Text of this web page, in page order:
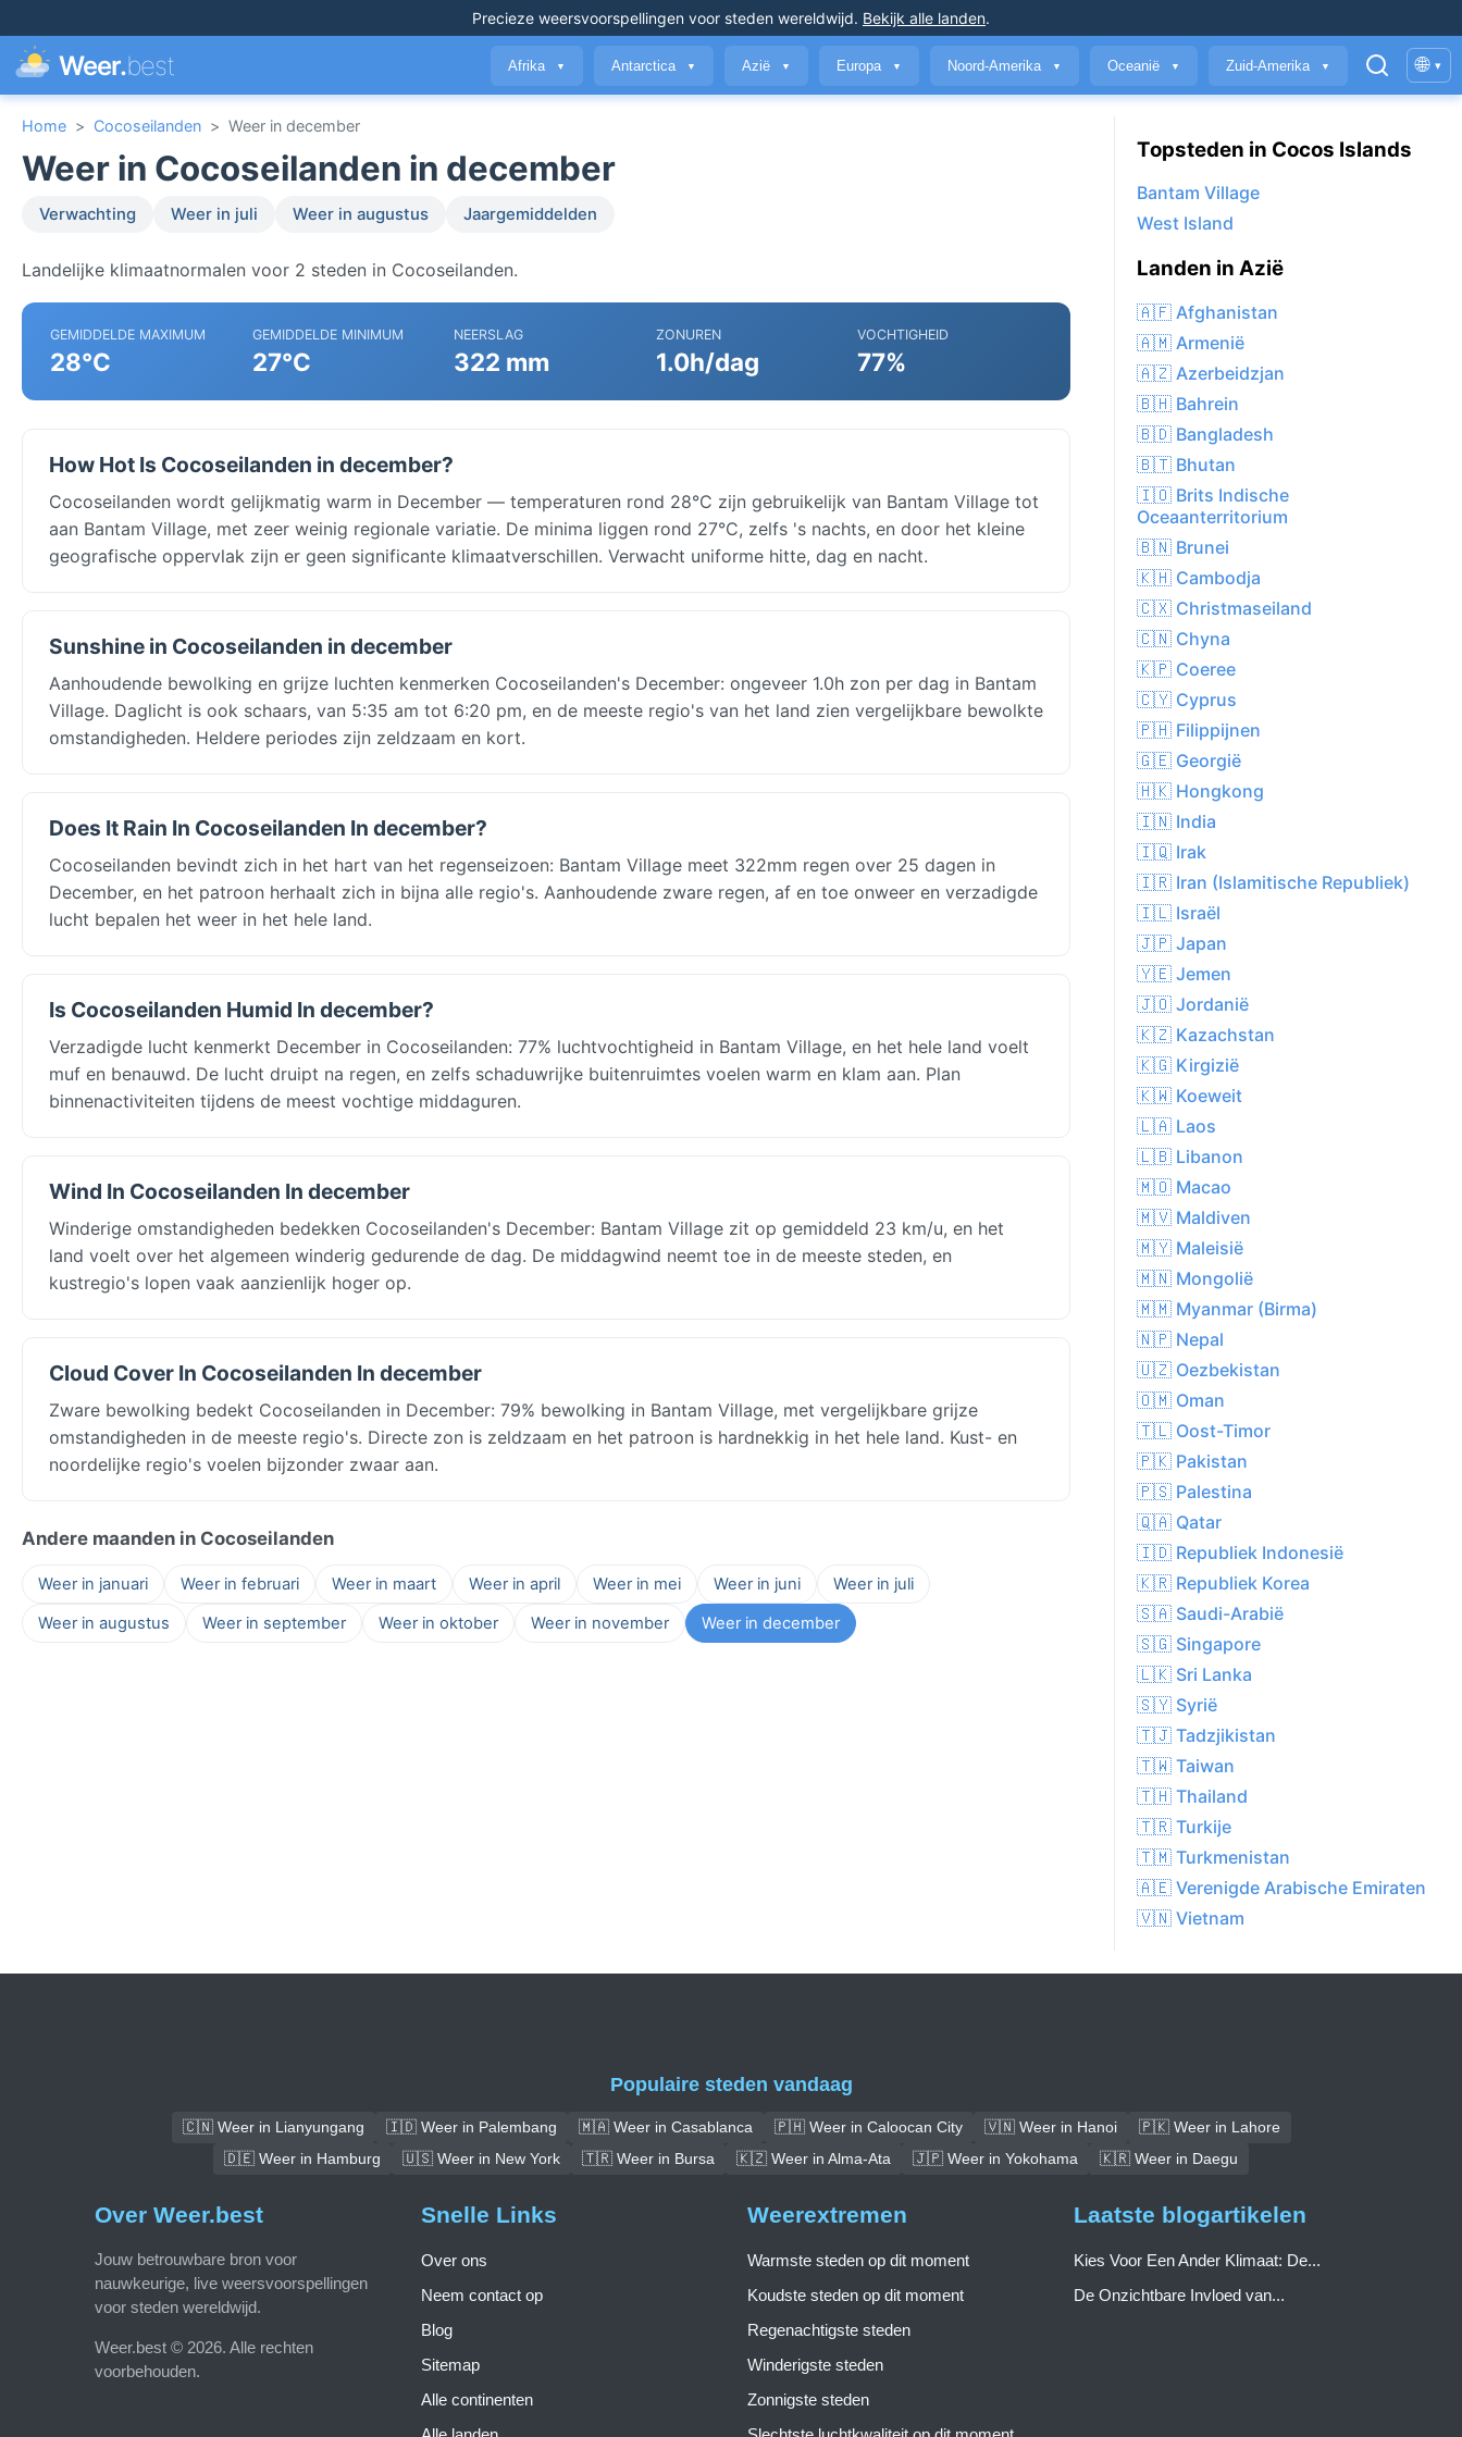
Precieze weersvoorspellingen voor steden wereldwijd. Bekijk alle landen.
Weer.best Afrika ▼ Antarctica ▼ Azië ▼ Europa ▼ Noord-Amerika ▼ Oceanië ▼ Zuid-Amerika ▼ 🌐 ▾
Home > Cocoseilanden > Weer in december
Weer in Cocoseilanden in december
Verwachting Weer in juli Weer in augustus Jaargemiddelden
Landelijke klimaatnormalen voor 2 steden in Cocoseilanden.
GEMIDDELDE MAXIMUM
28°C
GEMIDDELDE MINIMUM
27°C
NEERSLAG
322 mm
ZONUREN
1.0h/dag
VOCHTIGHEID
77%
How Hot Is Cocoseilanden in december?
Cocoseilanden wordt gelijkmatig warm in December — temperaturen rond 28°C zijn gebruikelijk van Bantam Village tot
aan Bantam Village, met zeer weinig regionale variatie. De minima liggen rond 27°C, zelfs 's nachts, en door het kleine
geografische oppervlak zijn er geen significante klimaatverschillen. Verwacht uniforme hitte, dag en nacht.
Sunshine in Cocoseilanden in december
Aanhoudende bewolking en grijze luchten kenmerken Cocoseilanden's December: ongeveer 1.0h zon per dag in Bantam
Village. Daglicht is ook schaars, van 5:35 am tot 6:20 pm, en de meeste regio's van het land zien vergelijkbare bewolkte
omstandigheden. Heldere periodes zijn zeldzaam en kort.
Does It Rain In Cocoseilanden In december?
Cocoseilanden bevindt zich in het hart van het regenseizoen: Bantam Village meet 322mm regen over 25 dagen in
December, en het patroon herhaalt zich in bijna alle regio's. Aanhoudende zware regen, af en toe onweer en verzadigde
lucht bepalen het weer in het hele land.
Is Cocoseilanden Humid In december?
Verzadigde lucht kenmerkt December in Cocoseilanden: 77% luchtvochtigheid in Bantam Village, en het hele land voelt
muf en benauwd. De lucht druipt na regen, en zelfs schaduwrijke buitenruimtes voelen warm en klam aan. Plan
binnenactiviteiten tijdens de meest vochtige middaguren.
Wind In Cocoseilanden In december
Winderige omstandigheden bedekken Cocoseilanden's December: Bantam Village zit op gemiddeld 23 km/u, en het
land voelt over het algemeen winderig gedurende de dag. De middagwind neemt toe in de meeste steden, en
kustregio's lopen vaak aanzienlijk hoger op.
Cloud Cover In Cocoseilanden In december
Zware bewolking bedekt Cocoseilanden in December: 79% bewolking in Bantam Village, met vergelijkbare grijze
omstandigheden in de meeste regio's. Directe zon is zeldzaam en het patroon is hardnekkig in het hele land. Kust- en
noordelijke regio's voelen bijzonder zwaar aan.
Andere maanden in Cocoseilanden
Weer in januari Weer in februari Weer in maart Weer in april Weer in mei Weer in juni
Weer in juli
Weer in augustus
Weer in september Weer in oktober Weer in november Weer in december
Topsteden in Cocos Islands
Bantam Village
West Island
Landen in Azië
🇦🇫 Afghanistan
🇦🇲 Armenië
🇦🇿 Azerbeidzjan
🇧🇭 Bahrein
🇧🇩 Bangladesh
🇧🇹 Bhutan
🇮🇴 Brits Indische
Oceaanterritorium
🇧🇳 Brunei
🇰🇭 Cambodja
🇨🇽 Christmaseiland
🇨🇳 Chyna
🇰🇵 Coeree
🇨🇾 Cyprus
🇵🇭 Filippijnen
🇬🇪 Georgië
🇭🇰 Hongkong
🇮🇳 India
🇮🇶 Irak
🇮🇷 Iran (Islamitische Republiek)
🇮🇱 Israël
🇯🇵 Japan
🇾🇪 Jemen
🇯🇴 Jordanië
🇰🇿 Kazachstan
🇰🇬 Kirgizië
🇰🇼 Koeweit
🇱🇦 Laos
🇱🇧 Libanon
🇲🇴 Macao
🇲🇻 Maldiven
🇲🇾 Maleisië
🇲🇳 Mongolië
🇲🇲 Myanmar (Birma)
🇳🇵 Nepal
🇺🇿 Oezbekistan
🇴🇲 Oman
🇹🇱 Oost-Timor
🇵🇰 Pakistan
🇵🇸 Palestina
🇶🇦 Qatar
🇮🇩 Republiek Indonesië
🇰🇷 Republiek Korea
🇸🇦 Saudi-Arabië
🇸🇬 Singapore
🇱🇰 Sri Lanka
🇸🇾 Syrië
🇹🇯 Tadzjikistan
🇹🇼 Taiwan
🇹🇭 Thailand
🇹🇷 Turkije
🇹🇲 Turkmenistan
🇦🇪 Verenigde Arabische Emiraten
🇻🇳 Vietnam
Populaire steden vandaag
🇨🇳 Weer in Lianyungang 🇮🇩 Weer in Palembang 🇲🇦 Weer in Casablanca 🇵🇭 Weer in Caloocan City 🇻🇳 Weer in Hanoi
🇵🇰 Weer in Lahore
🇩🇪 Weer in Hamburg
🇺🇸 Weer in New York 🇹🇷 Weer in Bursa 🇰🇿 Weer in Alma-Ata 🇯🇵 Weer in Yokohama 🇰🇷 Weer in Daegu
Over Weer.best
Jouw betrouwbare bron voor
nauwkeurige, live weersvoorspellingen
voor steden wereldwijd.
Weer.best © 2026. Alle rechten
voorbehouden.
Snelle Links
Over ons
Neem contact op
Blog
Sitemap
Alle continenten
Weerextremen
Warmste steden op dit moment
Koudste steden op dit moment
Regenachtigste steden
Winderigste steden
Zonnigste steden
Laatste blogartikelen
Kies Voor Een Ander Klimaat: De...
De Onzichtbare Invloed van...